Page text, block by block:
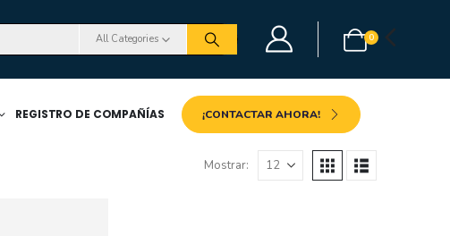
All Categories 0
REGISTRO DE COMPAÑÍAS ¡CONTACTAR AHORA!
Mostrar: